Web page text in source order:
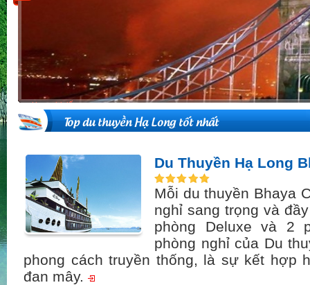
Top du thuyền Hạ Long tốt nhất
Du Thuyền Hạ Long
Mỗi du thuyền Bhaya
nghỉ sang trọng và
phòng Deluxe và 2
phòng nghỉ của Du
phong cách truyền thống, là sự kết hợp
đan mây.